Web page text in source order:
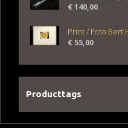
€140,00
Print / Foto Bert
€ 55,00
Producttags